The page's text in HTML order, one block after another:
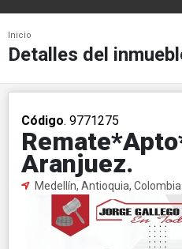
Inicio
Detalles del
Código. 9771275
Aranjuez.
Medellín, Antioquia, Colombia